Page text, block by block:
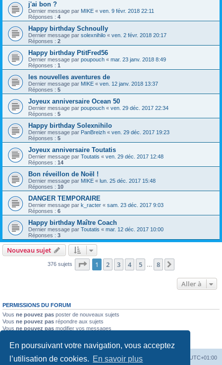
En poursuivant votre navigation, vous acceptez
l’utilisation de cookies. En savoir plus
j'ai bon ?
Dernier message par MIKE « ven. 9 févr. 2018 22:11
Réponses : 4
Happy birthday Schnoully
Dernier message par solexnihilo « ven. 2 févr. 2018 20:17
Réponses : 2
Happy birthday PtitFred56
Dernier message par poupouch « mar. 23 janv. 2018 8:49
Réponses : 1
les nouvelles aventures de
Dernier message par MIKE « ven. 12 janv. 2018 13:37
Réponses : 5
Joyeux anniversaire Ocean 50
Dernier message par poupouch « ven. 29 déc. 2017 22:34
Réponses : 5
Happy birthday Solexnihilo
Dernier message par PanBreizh « ven. 29 déc. 2017 19:23
Réponses : 5
Joyeux anniversaire Toutatis
Dernier message par Toutatis « ven. 29 déc. 2017 12:48
Réponses : 14
Bon réveillon de Noël !
Dernier message par MIKE « lun. 25 déc. 2017 15:48
Réponses : 10
DANGER TEMPORAIRE
Dernier message par k_racter « sam. 23 déc. 2017 9:03
Réponses : 6
Happy birthday Maître Coach
Dernier message par Toutatis « mar. 12 déc. 2017 10:00
Réponses : 3
Nouveau sujet
376 sujets Page 1sur8
1 2 3 4 5 8
Aller à
PERMISSIONS DU FORUM
Vous ne pouvez pas poster de nouveaux sujets
Vous ne pouvez pas répondre aux sujets
Vous ne pouvez pas modifier vos messages
Vous
ne pouvez pas joindre des fichiers
Index du forum UTC+01:00